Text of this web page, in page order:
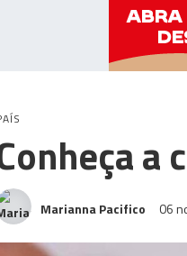
a
Marianna Pacifico 06